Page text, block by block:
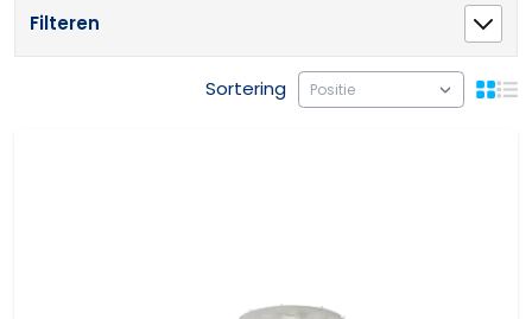
Filteren
Sortering